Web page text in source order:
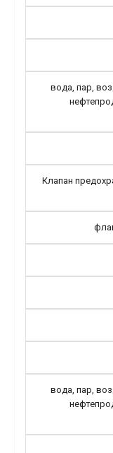
вода, пар,
Клапан
вода, пар,